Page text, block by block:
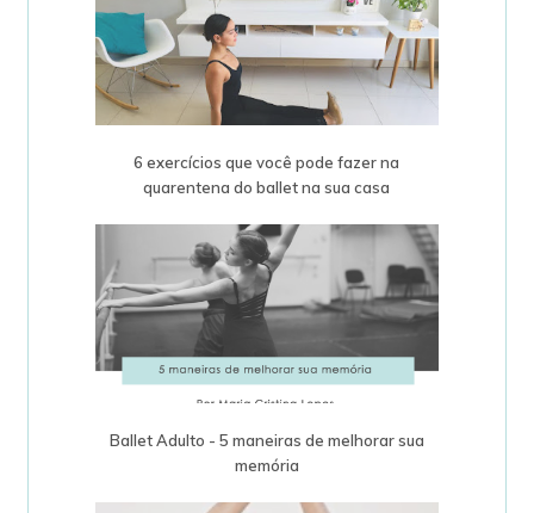
6 exercícios que você pode fazer na
quarentena do ballet na sua casa
Ballet Adulto - 5 maneiras de melhorar sua
memória